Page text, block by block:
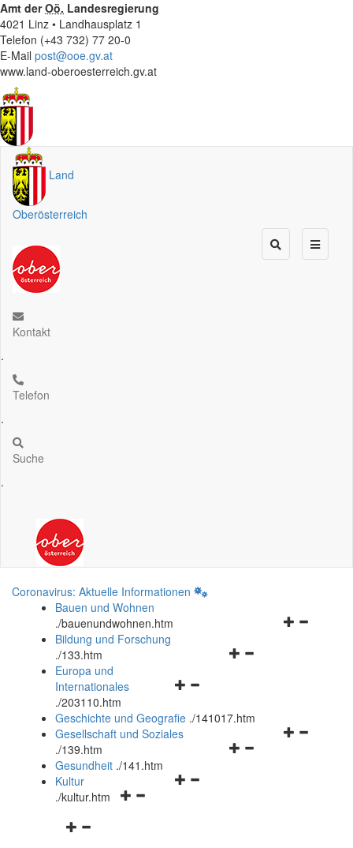
Amt derOö. Landesregierung
4021 Linz • Landhausplatz 1
Telefon (+43 732) 77 20-0
E-Mail post@ooe.gv.at
www.land-oberoesterreich.gv.at
Land
Oberösterreich
Kontakt
.
Telefon
.
Suche
.
Coronavirus: Aktuelle Informationen
Bauen und Wohnen
./bauenundwohnen.htm
Navigationsmenü
Bildung und Forschung
./133.htm
Navigationsmenü
und
schließen
Europa und
Internationales
./203110.htm
Geschichte und Geografie ./141017.htm
Navigationsmenü
Gesellschaft und Soziales
./139.htm
Navigationsmenü
Gesundheit ./141.htm
Navigationsmenü
Kultur
./kultur.htm
Navigationsmenü